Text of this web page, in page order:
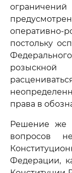
постольку
права в
Решение же
вопросов
Федерации,